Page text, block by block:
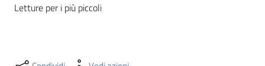
Letture per i più piccoli